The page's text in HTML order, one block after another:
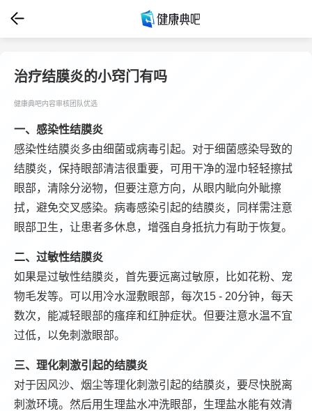
治疗结膜炎的小窍门有吗
健康典吧内容审核团队优选
一、感染性结膜炎
感染性结膜炎多由细菌或病毒引起。对于细菌感染导致的
结膜炎，保持眼部清洁很重要，可用干净的湿巾轻轻擦拭
眼部，清除分泌物，但要注意方向，从眼内眦向外眦擦
拭，避免交叉感染。病毒感染引起的结膜炎，同样需注意
眼部卫生，让患者多休息，增强自身抵抗力有助于恢复。
二、过敏性结膜炎
如果是过敏性结膜炎，首先要远离过敏原，比如花粉、宠
物毛发等。可以用冷水湿敷眼部，每次15 - 20分钟，每天
数次，能减轻眼部的瘙痒和红肿症状。但要注意水温不宜
过低，以免刺激眼部。
三、理化刺激引起的结膜炎
对于因风沙、烟尘等理化刺激引起的结膜炎，要尽快脱离
刺激环境。然后用生理盐水冲洗眼部，生理盐水能有效清